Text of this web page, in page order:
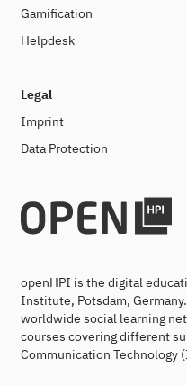
Gamification
Helpdesk
Legal
Imprint
Data Protection
openHPI is the digital
Institute, Potsdam,
worldwide social learning
courses covering different
Communication Technology